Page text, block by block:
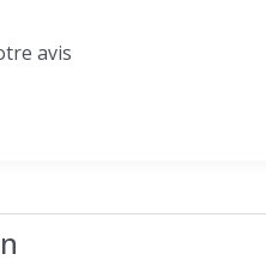
avis